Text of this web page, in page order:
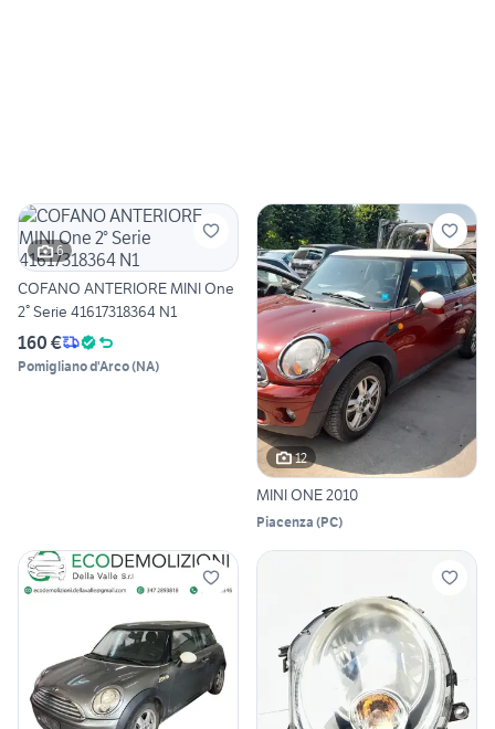
6
COFANO ANTERIORE MINI One
2° Serie 41617318364 N1
160 €
Pomigliano d'Arco(NA)
12
MINI ONE 2010
Piacenza (PC)